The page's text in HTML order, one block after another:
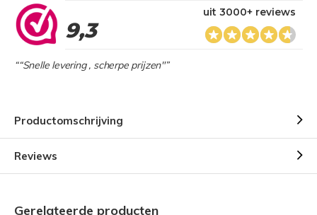
9,3
uit 3000+ reviews
““Snelle levering , scherpe prijzen"”
Productomschrijving
Reviews
Gerelateerde producten